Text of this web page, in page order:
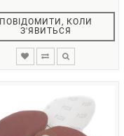
ПОВІДОМИТИ, КОЛИ
З'ЯВИТЬСЯ